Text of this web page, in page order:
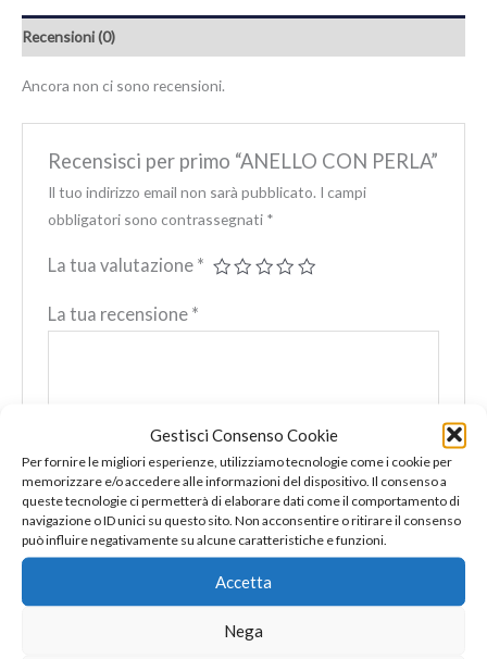
Gestisci Consenso Cookie
Per fornire le migliori esperienze, utilizziamo tecnologie come i cookie per
memorizzare e/o accedere alle informazioni del dispositivo. Il consenso a
queste tecnologie ci permetterà di elaborare dati come il comportamento di
navigazione o ID unici su questo sito. Non acconsentire o ritirare il consenso
può influire negativamente su alcune caratteristiche e funzioni.
Accetta
Nega
Recensioni (0)
Ancora non ci sono recensioni.
Recensisci per primo “ANELLO CON PERLA”
Il tuo indirizzo email non sarà pubblicato. I campi
obbligatori sono contrassegnati *
La tua valutazione *
La tua recensione *
Nome*
Email*
Salva il mio nome, email e sito web in questo browser per